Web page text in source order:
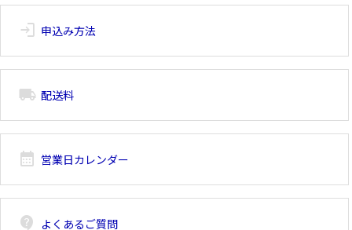
login 申込み方法
local_shipping 配送料
calendar_month 営業日カレンダー
contact_support よくあるご質問